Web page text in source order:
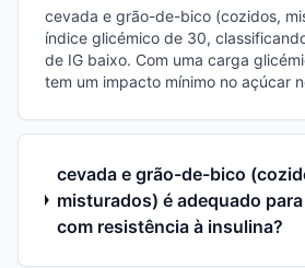
cevada e grão-de-bico (cozidos,
índice glicémico de 30,
de IG baixo. Com uma carga
tem um impacto mínimo no açúcar
cevada e grão-de-bico
misturados) é adequado
com resistência à insulina?